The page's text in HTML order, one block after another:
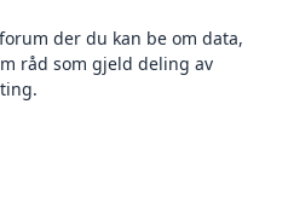
der du kan be om data,
råd som gjeld deling av